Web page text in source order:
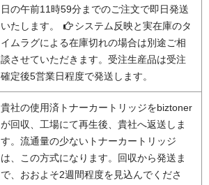
日の午前11時59分までのご注文で即日発送
いたします。
システム反映と実在庫のタ
イムラグによる在庫切れの場合は別途ご相
談させていただきます。受注生産品は受注
確定後5営業日程度で発送します。
貴社の使用済トナーカートリッジをbiztoner
が回収、工場にて再生後、貴社へ返送しま
す。流通量の少ないトナーカートリッジ
は、この方式になります。回収から発送ま
で、おおよそ2週間程度を見込んでくださ